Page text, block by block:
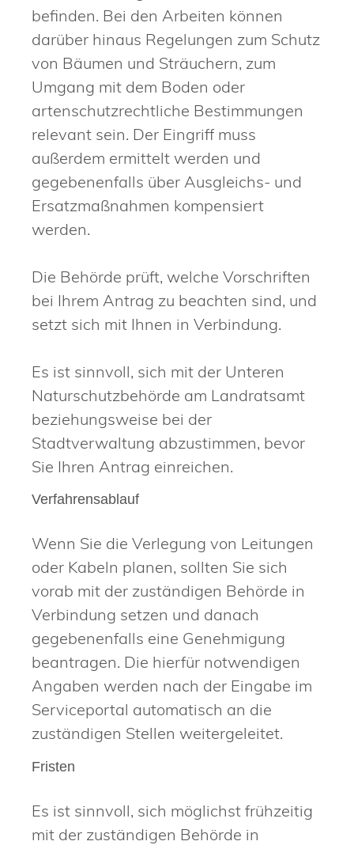
befinden. Bei den Arbeiten können
darüber hinaus Regelungen zum Schutz
von Bäumen und Sträuchern, zum
Umgang mit dem Boden oder
artenschutzrechtliche Bestimmungen
relevant sein. Der Eingriff muss
außerdem ermittelt werden und
gegebenenfalls über Ausgleichs- und
Ersatzmaßnahmen kompensiert
werden.
Die Behörde prüft, welche Vorschriften
bei Ihrem Antrag zu beachten sind, und
setzt sich mit Ihnen in Verbindung.
Es ist sinnvoll, sich mit der Unteren
Naturschutzbehörde am Landratsamt
beziehungsweise bei der
Stadtverwaltung abzustimmen, bevor
Sie Ihren Antrag einreichen.
Verfahrensablauf
Wenn Sie die Verlegung von Leitungen
oder Kabeln planen, sollten Sie sich
vorab mit der zuständigen Behörde in
Verbindung setzen und danach
gegebenenfalls eine Genehmigung
beantragen. Die hierfür notwendigen
Angaben werden nach der Eingabe im
Serviceportal automatisch an die
zuständigen Stellen weitergeleitet.
Fristen
Es ist sinnvoll, sich möglichst frühzeitig
mit der zuständigen Behörde in